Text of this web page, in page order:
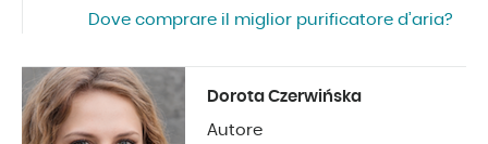
Dove comprare il miglior purificatore d’aria?
Dorota Czerwińska
Autore